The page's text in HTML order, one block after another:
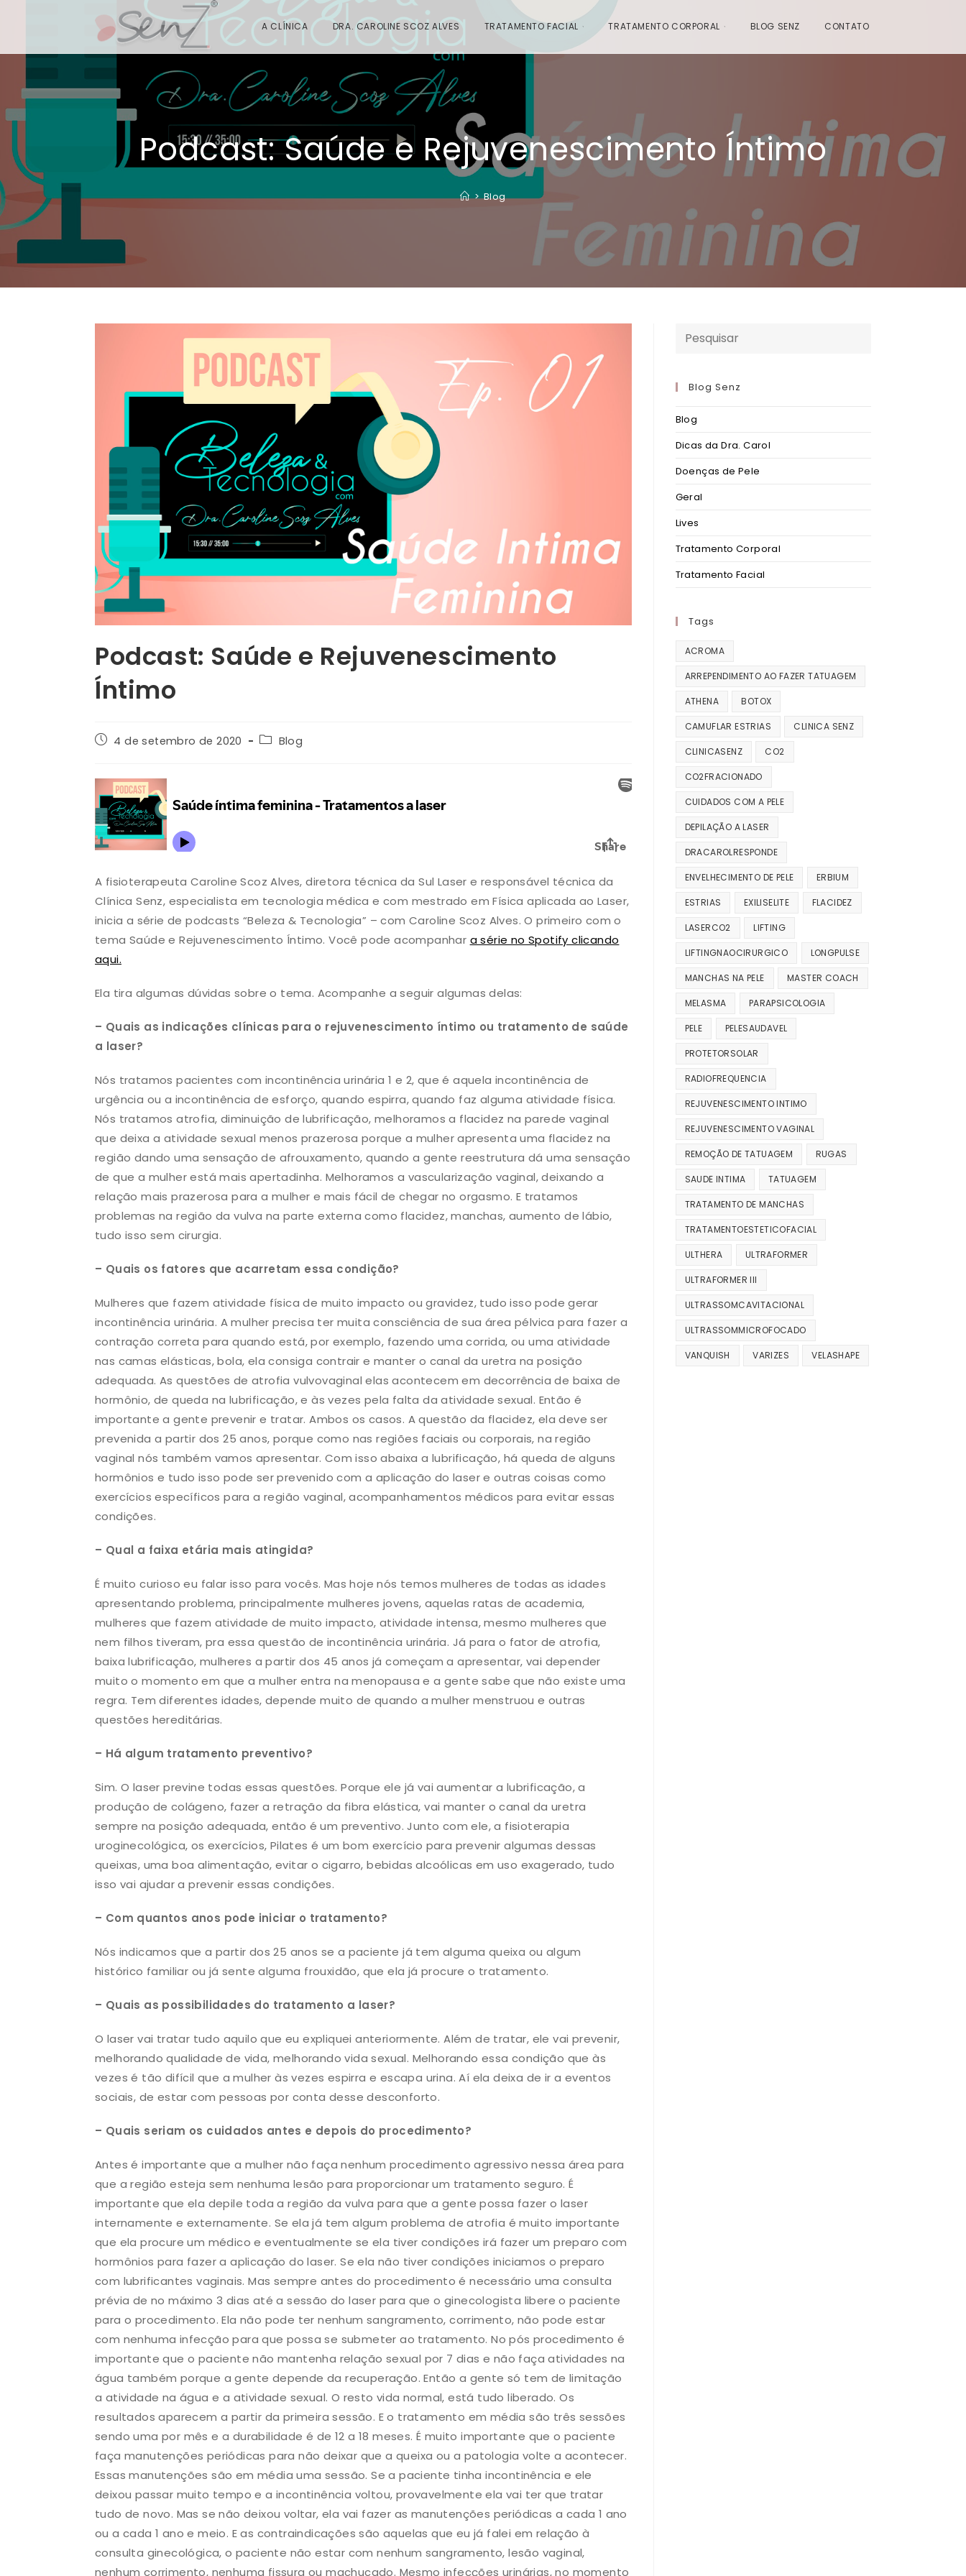
A CLÍNICA DRA. CAROLINE SCOZ ALVES TRATAMENTO FACIAL TRATAMENTO CORPORAL BLOG SENZ CONTATO
Podcast: Saúde e Rejuvenescimento Íntimo
> Blog
Podcast: Saúde e Rejuvenescimento
Íntimo
4 de setembro de 2020 Blog
A fisioterapeuta Caroline Scoz Alves, diretora técnica da Sul Laser e responsável técnica da
Clínica Senz, especialista em tecnologia médica e com mestrado em Física aplicada ao Laser,
inicia a série de podcasts “Beleza & Tecnologia” – com Caroline Scoz Alves. O primeiro com o
tema Saúde e Rejuvenescimento Íntimo. Você pode acompanhar a série no Spotify clicando
aqui.
Ela tira algumas dúvidas sobre o tema. Acompanhe a seguir algumas delas:
– Quais as indicações clínicas para o rejuvenescimento íntimo ou tratamento de saúde
a laser?
Nós tratamos pacientes com incontinência urinária 1 e 2, que é aquela incontinência de
urgência ou a incontinência de esforço, quando espirra, quando faz alguma atividade física.
Nós tratamos atrofia, diminuição de lubrificação, melhoramos a flacidez na parede vaginal
que deixa a atividade sexual menos prazerosa porque a mulher apresenta uma flacidez na
região dando uma sensação de afrouxamento, quando a gente reestrutura dá uma sensação
de que a mulher está mais apertadinha. Melhoramos a vascularização vaginal, deixando a
relação mais prazerosa para a mulher e mais fácil de chegar no orgasmo. E tratamos
problemas na região da vulva na parte externa como flacidez, manchas, aumento de lábio,
tudo isso sem cirurgia.
– Quais os fatores que acarretam essa condição?
Mulheres que fazem atividade física de muito impacto ou gravidez, tudo isso pode gerar
incontinência urinária. A mulher precisa ter muita consciência de sua área pélvica para fazer a
contração correta para quando está, por exemplo, fazendo uma corrida, ou uma atividade
nas camas elásticas, bola, ela consiga contrair e manter o canal da uretra na posição
adequada. As questões de atrofia vulvovaginal elas acontecem em decorrência de baixa de
hormônio, de queda na lubrificação, e às vezes pela falta da atividade sexual. Então é
importante a gente prevenir e tratar. Ambos os casos. A questão da flacidez, ela deve ser
prevenida a partir dos 25 anos, porque como nas regiões faciais ou corporais, na região
vaginal nós também vamos apresentar. Com isso abaixa a lubrificação, há queda de alguns
hormônios e tudo isso pode ser prevenido com a aplicação do laser e outras coisas como
exercícios específicos para a região vaginal, acompanhamentos médicos para evitar essas
condições.
– Qual a faixa etária mais atingida?
É muito curioso eu falar isso para vocês. Mas hoje nós temos mulheres de todas as idades
apresentando problema, principalmente mulheres jovens, aquelas ratas de academia,
mulheres que fazem atividade de muito impacto, atividade intensa, mesmo mulheres que
nem filhos tiveram, pra essa questão de incontinência urinária. Já para o fator de atrofia,
baixa lubrificação, mulheres a partir dos 45 anos já começam a apresentar, vai depender
muito o momento em que a mulher entra na menopausa e a gente sabe que não existe uma
regra. Tem diferentes idades, depende muito de quando a mulher menstruou e outras
questões hereditárias.
– Há algum tratamento preventivo?
Sim. O laser previne todas essas questões. Porque ele já vai aumentar a lubrificação, a
produção de colágeno, fazer a retração da fibra elástica, vai manter o canal da uretra
sempre na posição adequada, então é um preventivo. Junto com ele, a fisioterapia
uroginecológica, os exercícios, Pilates é um bom exercício para prevenir algumas dessas
queixas, uma boa alimentação, evitar o cigarro, bebidas alcoólicas em uso exagerado, tudo
isso vai ajudar a prevenir essas condições.
– Com quantos anos pode iniciar o tratamento?
Nós indicamos que a partir dos 25 anos se a paciente já tem alguma queixa ou algum
histórico familiar ou já sente alguma frouxidão, que ela já procure o tratamento.
– Quais as possibilidades do tratamento a laser?
O laser vai tratar tudo aquilo que eu expliquei anteriormente. Além de tratar, ele vai prevenir,
melhorando qualidade de vida, melhorando vida sexual. Melhorando essa condição que às
vezes é tão difícil que a mulher às vezes espirra e escapa urina. Aí ela deixa de ir a eventos
sociais, de estar com pessoas por conta desse desconforto.
– Quais seriam os cuidados antes e depois do procedimento?
Antes é importante que a mulher não faça nenhum procedimento agressivo nessa área para
que a região esteja sem nenhuma lesão para proporcionar um tratamento seguro. É
importante que ela depile toda a região da vulva para que a gente possa fazer o laser
internamente e externamente. Se ela já tem algum problema de atrofia é muito importante
que ela procure um médico e eventualmente se ela tiver condições irá fazer um preparo com
hormônios para fazer a aplicação do laser. Se ela não tiver condições iniciamos o preparo
com lubrificantes vaginais. Mas sempre antes do procedimento é necessário uma consulta
prévia de no máximo 3 dias até a sessão do laser para que o ginecologista libere o paciente
para o procedimento. Ela não pode ter nenhum sangramento, corrimento, não pode estar
com nenhuma infecção para que possa se submeter ao tratamento. No pós procedimento é
importante que o paciente não mantenha relação sexual por 7 dias e não faça atividades na
água também porque a gente depende da recuperação. Então a gente só tem de limitação
a atividade na água e a atividade sexual. O resto vida normal, está tudo liberado. Os
resultados aparecem a partir da primeira sessão. E o tratamento em média são três sessões
sendo uma por mês e a durabilidade é de 12 a 18 meses. É muito importante que o paciente
faça manutenções periódicas para não deixar que a queixa ou a patologia volte a acontecer.
Essas manutenções são em média uma sessão. Se a paciente tinha incontinência e ele
deixou passar muito tempo e a incontinência voltou, provavelmente ela vai ter que tratar
tudo de novo. Mas se não deixou voltar, ela vai fazer as manutenções periódicas a cada 1 ano
ou a cada 1 ano e meio. E as contraindicações são aquelas que eu já falei em relação à
consulta ginecológica, o paciente não estar com nenhum sangramento, lesão vaginal,
nenhum corrimento, nenhuma fissura ou machucado. Mesmo infecções urinárias, no momento
Blog Senz
Blog
Dicas da Dra. Carol
Doenças de Pele
Geral
Lives
Tratamento Corporal
Tratamento Facial
Tags
ACROMA
ARREPENDIMENTO AO FAZER TATUAGEM
ATHENA BOTOX
CAMUFLAR ESTRIAS CLINICA SENZ
CLINICASENZ CO2
CO2FRACIONADO
CUIDADOS COM A PELE
DEPILAÇÃO A LASER
DRACAROLRESPONDE
ENVELHECIMENTO DE PELE ERBIUM
ESTRIAS EXILISELITE FLACIDEZ
LASERCO2 LIFTING
LIFTINGNAOCIRURGICO LONGPULSE
MANCHAS NA PELE MASTER COACH
MELASMA PARAPSICOLOGIA
PELE PELESAUDAVEL
PROTETORSOLAR
RADIOFREQUENCIA
REJUVENESCIMENTO INTIMO
REJUVENESCIMENTO VAGINAL
REMOÇÃO DE TATUAGEM RUGAS
SAUDE INTIMA TATUAGEM
TRATAMENTO DE MANCHAS
TRATAMENTOESTETICOFACIAL
ULTHERA ULTRAFORMER
ULTRAFORMER III
ULTRASSOMCAVITACIONAL
ULTRASSOMMICROFOCADO
VANQUISH VARIZES VELASHAPE